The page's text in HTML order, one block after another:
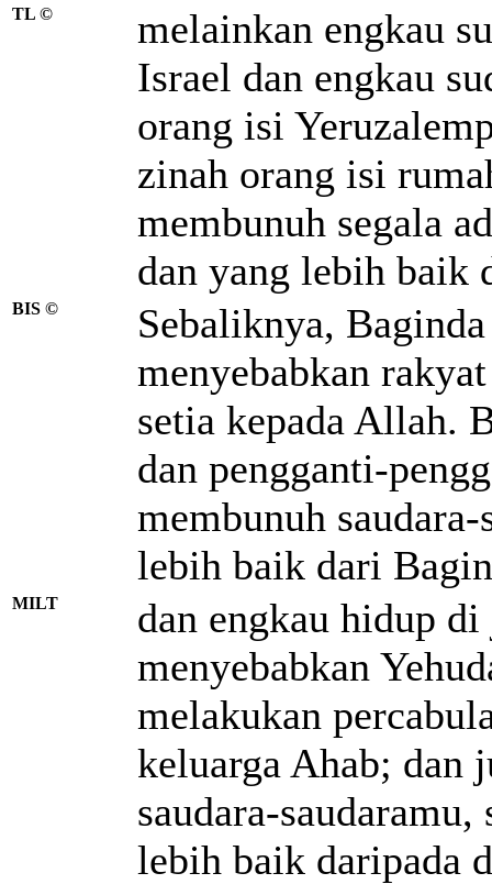
TL ©
melainkan engkau
Israel dan engkau
orang isi
zinah orang isi
membunuh segala
dan yang lebih baik
BIS ©
Sebaliknya,
menyebabkan
setia kepada Allah.
dan pengganti-
membunuh
lebih baik dari
MILT
dan engkau hidup
menyebabkan
melakukan
keluarga Ahab; dan
saudara-
lebih baik daripada